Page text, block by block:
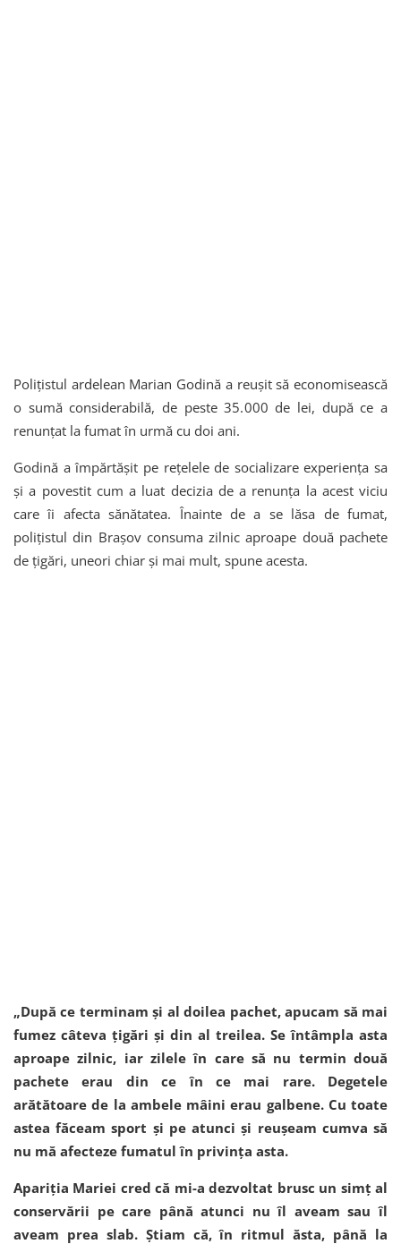
Polițistul ardelean Marian Godină a reușit să economisească
o sumă considerabilă, de peste 35.000 de lei, după ce a
renunțat la fumat în urmă cu doi ani.
Godină a împărtășit pe rețelele de socializare experiența sa
și a povestit cum a luat decizia de a renunța la acest viciu
care îi afecta sănătatea. Înainte de a se lăsa de fumat,
polițistul din Brașov consuma zilnic aproape două pachete
de țigări, uneori chiar și mai mult, spune acesta.
„După ce terminam și al doilea pachet, apucam să mai
fumez câteva țigări și din al treilea. Se întâmpla asta
aproape zilnic, iar zilele în care să nu termin două
pachete erau din ce în ce mai rare. Degetele
arătătoare de la ambele mâini erau galbene. Cu toate
astea făceam sport și pe atunci și reușeam cumva să
nu mă afecteze fumatul în privința asta.
Apariția Mariei cred că mi-a dezvoltat brusc un simț al
conservării pe care până atunci nu îl aveam sau îl
aveam prea slab. Știam că, în ritmul ăsta, până la